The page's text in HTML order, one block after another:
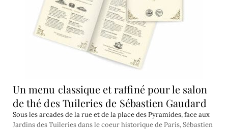
Un menu classique et raffiné pour le salon
de thé des Tuileries de Sébastien Gaudard
Sous les arcades de la rue et de la place des Pyramides, face aux
Jardins des Tuileries dans le coeur historique de Paris, Sébastien